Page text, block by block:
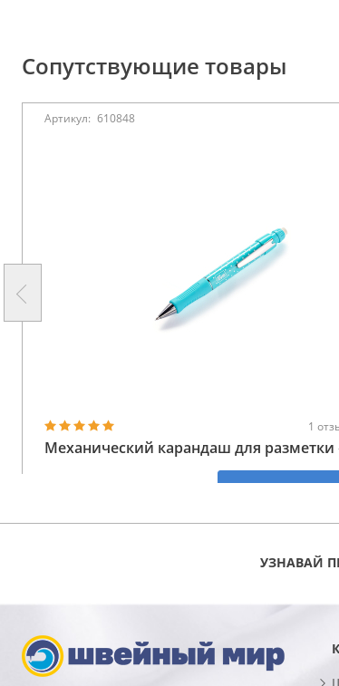
Сопутствующие товары
Артикул: 610848
1
Механический карандаш для разметки
УЗНАВАЙ